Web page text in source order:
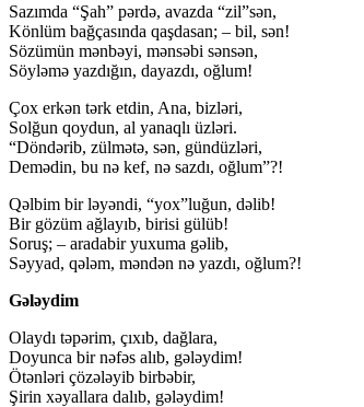
Sazımda “Şah” pərdə, avazda “zil”sən,
Könlüm bağçasında qaşdasan; – bil, sən!
Sözümün mənbəyi, mənsəbi sənsən,
Söyləmə yazdığın, dayazdı, oğlum!
Çox erkən tərk etdin, Ana, bizləri,
Solğun qoydun, al yanaqlı üzləri.
“Döndərib, zülmətə, sən, gündüzləri,
Demədin, bu nə kef, nə sazdı, oğlum”?!
Qəlbim bir ləyəndi, “yox”luğun, dəlib!
Bir gözüm ağlayıb, birisi gülüb!
Soruş; – aradabir yuxuma gəlib,
Səyyad, qələm, məndən nə yazdı, oğlum?!
Gələydim
Olaydı təpərim, çıxıb, dağlara,
Doyunca bir nəfəs alıb, gələydim!
Ötənləri çözələyib birbəbir,
Şirin xəyallara dalıb, gələydim!